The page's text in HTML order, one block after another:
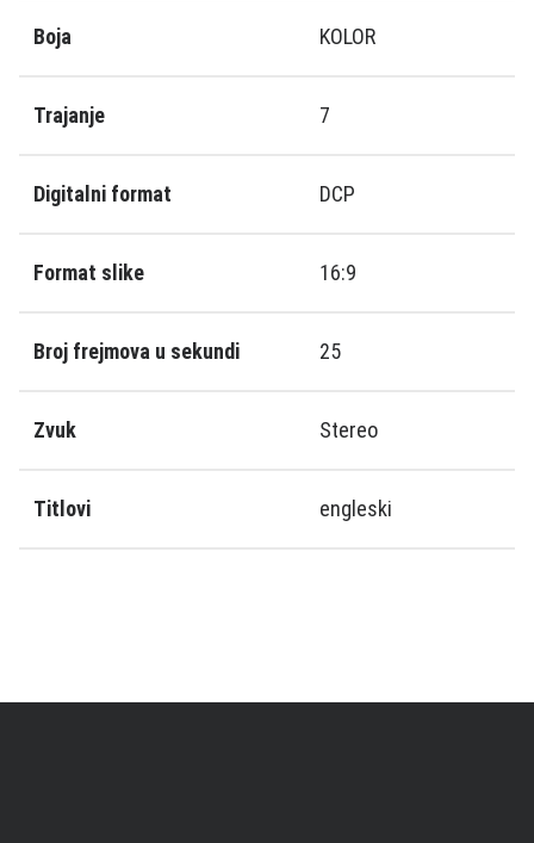
Boja KOLOR
Trajanje 7
Digitalni format DCP
Format slike 16:9
Broj frejmova u sekundi 25
Zvuk Stereo
Titlovi engleski